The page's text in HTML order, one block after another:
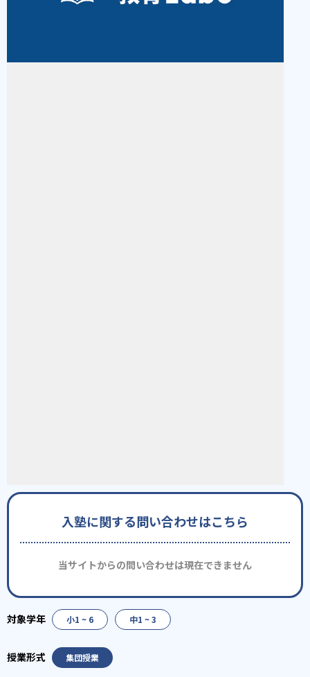
入塾に関する問い合わせはこちら
当サイトからの問い合わせは現在できません
小1 ~ 6 中1 ~ 3
集団授業